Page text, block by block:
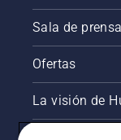
Sala de prensa
Ofertas
La visión de